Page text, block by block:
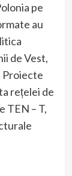
pe
au
de Vest,
Proiecte
rețelei de
TEN – T,